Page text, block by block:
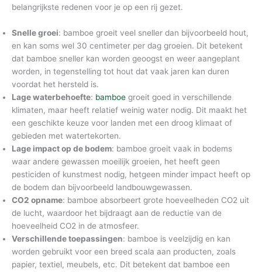
belangrijkste redenen voor je op een rij gezet.
Snelle groei: bamboe groeit veel sneller dan bijvoorbeeld hout,
en kan soms wel 30 centimeter per dag groeien. Dit betekent
dat bamboe sneller kan worden geoogst en weer aangeplant
worden, in tegenstelling tot hout dat vaak jaren kan duren
voordat het hersteld is.
Lage waterbehoefte: bamboe groeit goed in verschillende
klimaten, maar heeft relatief weinig water nodig. Dit maakt het
een geschikte keuze voor landen met een droog klimaat of
gebieden met watertekorten.
Lage impact op de bodem: bamboe groeit vaak in bodems
waar andere gewassen moeilijk groeien, het heeft geen
pesticiden of kunstmest nodig, hetgeen minder impact heeft op
de bodem dan bijvoorbeeld landbouwgewassen.
CO2 opname: bamboe absorbeert grote hoeveelheden CO2 uit
de lucht, waardoor het bijdraagt aan de reductie van de
hoeveelheid CO2 in de atmosfeer.
Verschillende toepassingen: bamboe is veelzijdig en kan
worden gebruikt voor een breed scala aan producten, zoals
papier, textiel, meubels, etc. Dit betekent dat bamboe een